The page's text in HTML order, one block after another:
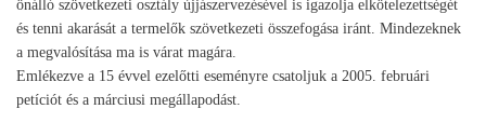
önálló szövetkezeti osztály újjászervezésével is igazolja elkötelezettségét
és tenni akarását a termelők szövetkezeti összefogása iránt. Mindezeknek
a megvalósítása ma is várat magára.
Emlékezve a 15 évvel ezelőtti eseményre csatoljuk a 2005. februári
petíciót és a márciusi megállapodást.